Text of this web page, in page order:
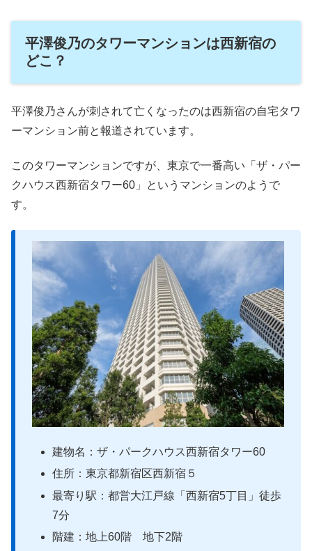
平澤俊乃のタワーマンションは西新宿の
どこ？
平澤俊乃さんが刺されて亡くなったのは西新宿の自宅タワ
ーマンション前と報道されています。
このタワーマンションですが、東京で一番高い「ザ・パー
クハウス西新宿タワー60」というマンションのようで
す。
建物名：ザ・パークハウス西新宿タワー60
住所：東京都新宿区西新宿５
最寄り駅：都営大江戸線「西新宿5丁目」徒歩
7分
階建：地上60階 地下2階